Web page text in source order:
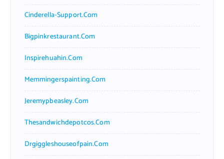
Cinderella-Support.com
Bigpinkrestaurant.com
Inspirehuahin.com
Memmingerspainting.com
Jeremypbeasley.com
Thesandwichdepotcos.com
Drgiggleshouseofpain.com